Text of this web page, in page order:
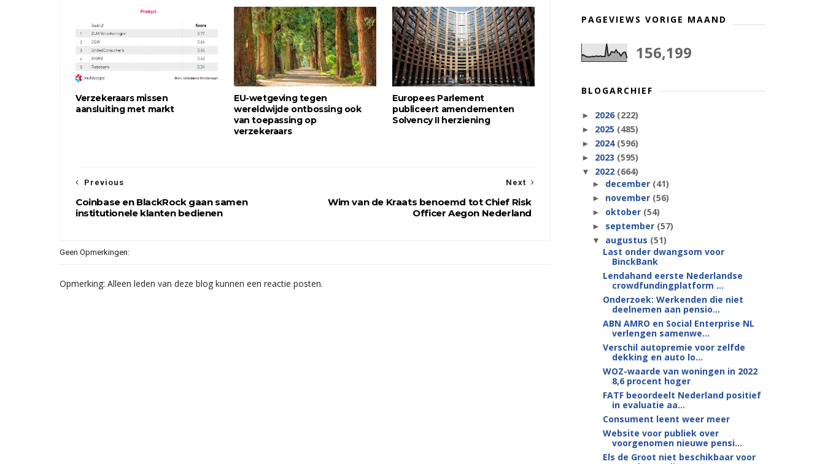
Verzekeraars missen
aansluiting met markt
EU-wetgeving tegen
wereldwijde ontbossing ook
van toepassing op
verzekeraars
Europees Parlement
publiceert amendementen
Solvency II herziening
Next
Wim van de Kraats benoemd tot Chief Risk
Officer Aegon Nederland
Previous
Coinbase en BlackRock gaan samen
institutionele klanten bedienen
Geen Opmerkingen:
Opmerking: Alleen leden van deze blog kunnen een reactie posten.
PAGEVIEWS VORIGE MAAND
156,199
BLOGARCHIEF
► 2026 (222)
► 2025 (485)
► 2024 (596)
► 2023 (595)
▼ 2022 (664)
► december (41)
► november (56)
► oktober (54)
► september (57)
▼ augustus (51)
Last onder dwangsom voor
BinckBank
Lendahand eerste Nederlandse
crowdfundingplatform ...
Onderzoek: Werkenden die niet
deelnemen aan pensio...
ABN AMRO en Social Enterprise NL
verlengen samenwe...
Verschil autopremie voor zelfde
dekking en auto lo...
WOZ-waarde van woningen in 2022
8,6 procent hoger
FATF beoordeelt Nederland positief
in evaluatie aa...
Consument leent weer meer
Website voor publiek over
voorgenomen nieuwe pensi...
Els de Groot niet beschikbaar voor